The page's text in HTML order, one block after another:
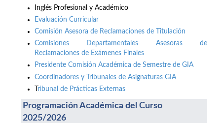
Inglés Profesional y Académico
Evaluación Curricular
Comisión Asesora de Reclamaciones de Titulación
Comisiones Departamentales Asesoras de
Reclamaciones de Exámenes Finales
Presidente Comisión Académica de Semestre de GIA
Coordinadores y Tribunales de Asignaturas GIA
ribunal de Prácticas Externas
Programación Académica del Curso
2025/2026